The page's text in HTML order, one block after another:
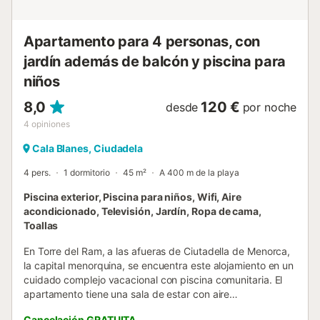
Apartamento para 4 personas, con
jardín además de balcón y piscina para
niños
8,0
4 opiniones
desde 120 € por noche
Cala Blanes, Ciudadela
4 pers. 1 dormitorio 45 m² A 400 m de la playa
Piscina exterior, Piscina para niños, Wifi, Aire
acondicionado, Televisión, Jardín, Ropa de cama,
Toallas
En Torre del Ram, a las afueras de Ciutadella de Menorca,
la capital menorquina, se encuentra este alojamiento en un
cuidado complejo vacacional con piscina comunitaria. El
apartamento tiene una sala de estar con aire